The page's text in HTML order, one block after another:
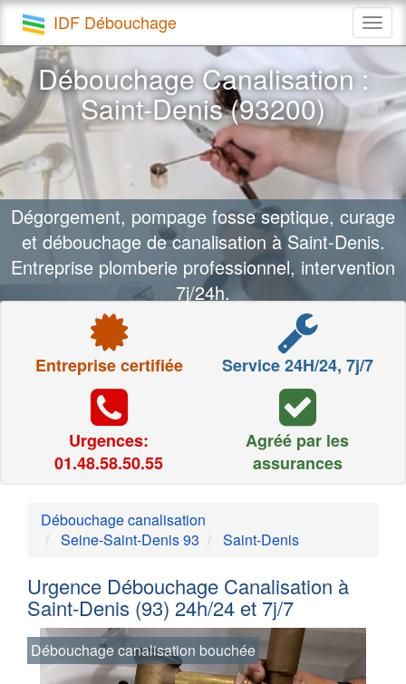
IDF Débouchage
Débouchage Canalisation :
Saint-Denis (93200)
Dégorgement, pompage fosse septique, curage
et débouchage de canalisation à Saint-Denis.
Entreprise plomberie professionnel, intervention
7j/24h.
Entreprise certifiée Service 24H/24, 7j/7
Urgences:
01.48.58.50.55
Agréé par les
assurances
Débouchage canalisation
Seine-Saint-Denis 93
Saint-Denis
Urgence Débouchage Canalisation à
Saint-Denis (93) 24h/24 et 7j/7
Débouchage canalisation bouchée